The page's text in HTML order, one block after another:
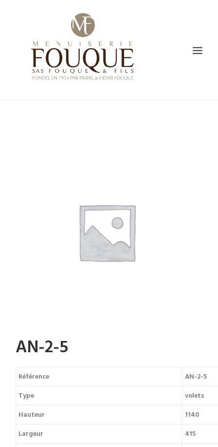
PORTES ANCIENNES
AN-2-5
Référence
AN-2-5
Type
volets
Hauteur
1140
Largeur
415